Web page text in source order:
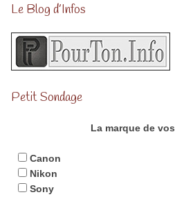
Le Blog d’Infos
Petit Sondage
La marque de
Canon
Nikon
Sony